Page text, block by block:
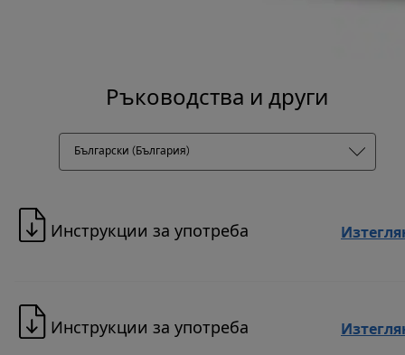
Ръководства и други
Български (България)
Инструкции за употреба
Инструкции за употреба